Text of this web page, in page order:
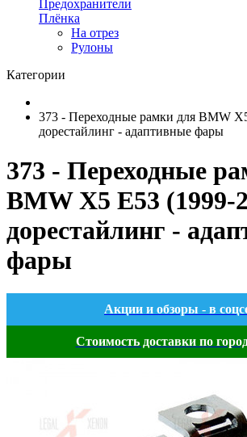
Предохранители
Плёнка
На отрез
Рулоны
Категории
373 - Переходные рамки для BMW
дорестайлинг - адаптивные фары
373 - Переходные
BMW X5 E53 (1999-
дорестайлинг -
фары
Акции и обзоры - в
Стоимость доставки по